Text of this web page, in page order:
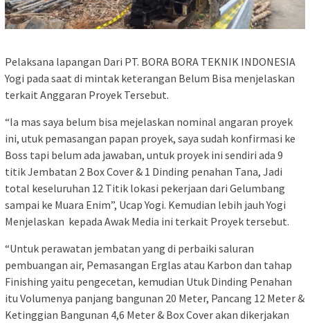
Pelaksana lapangan Dari PT. BORA BORA TEKNIK INDONESIA
Yogi pada saat di mintak keterangan Belum Bisa menjelaskan
terkait Anggaran Proyek Tersebut.
“Ia mas saya belum bisa mejelaskan nominal angaran proyek
ini, utuk pemasangan papan proyek, saya sudah konfirmasi ke
Boss tapi belum ada jawaban, untuk proyek ini sendiri ada 9
titik Jembatan 2 Box Cover & 1 Dinding penahan Tana, Jadi
total keseluruhan 12 Titik lokasi pekerjaan dari Gelumbang
sampai ke Muara Enim”, Ucap Yogi. Kemudian lebih jauh Yogi
Menjelaskan kepada Awak Media ini terkait Proyek tersebut.
“Untuk perawatan jembatan yang di perbaiki saluran
pembuangan air, Pemasangan Erglas atau Karbon dan tahap
Finishing yaitu pengecetan, kemudian Utuk Dinding Penahan
itu Volumenya panjang bangunan 20 Meter, Pancang 12 Meter &
Ketinggian Bangunan 4,6 Meter & Box Cover akan dikerjakan